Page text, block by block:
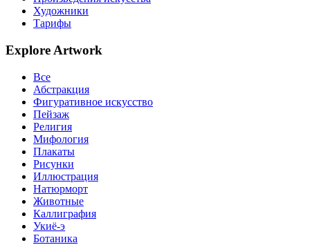
Художники
Тарифы
Explore Artwork
Все
Абстракция
Фигуративное искусство
Пейзаж
Религия
Мифология
Плакаты
Рисунки
Иллюстрация
Натюрморт
Животные
Каллиграфия
Укиё-э
Ботаника